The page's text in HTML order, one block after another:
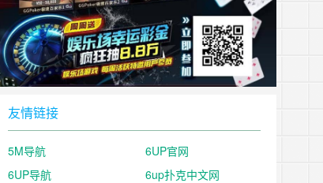
友情链接
5M导航
6UP官网
6UP导航
6up扑克中文网